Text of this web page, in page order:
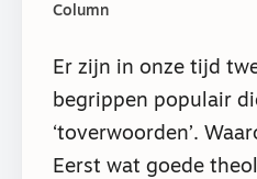
Column
Er zijn in onze tijd
begrippen populair
‘toverwoorden’.
Eerst wat goede